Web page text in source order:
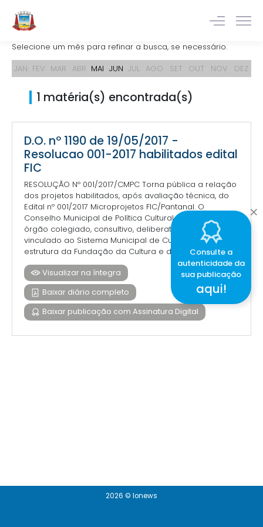
Selecione um mês para refinar a busca, se necessário.
JAN FEV MAR ABR MAI JUN JUL AGO SET OUT NOV DEZ
1 matéria(s) encontrada(s)
D.O. nº 1190 de 19/05/2017 -
Resolucao 001-2017 habilitados edital
FIC
RESOLUÇÃO Nº 001/2017/CMPC Torna pública a relação
dos projetos habilitados, após avaliação técnica, do
Edital nº 001/2017 Microprojetos FIC/Pantanal. O
Conselho Municipal de Política Cultural de Corumbá,
órgão colegiado, consultivo, deliberativo e normativo,
vinculado ao Sistema Municipal de Cultura e à
estrutura da Fundação da Cultura e do P...
Visualizar na íntegra
Baixar diário completo
Baixar publicação com Assinatura Digital
2026 © Ionews
Consulte a
autenticidade da
sua publicação
aqui!